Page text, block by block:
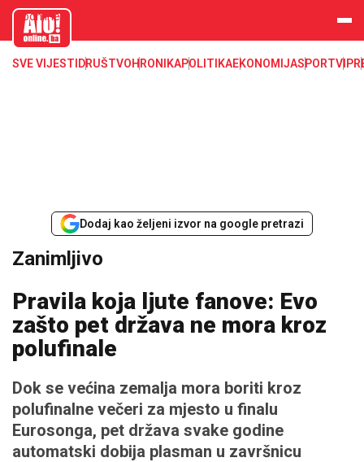
aloonline.b
SVE VIJESTI DRUŠTVOHRONIKAPOLITIKAEKONOMIJASPORTVIP
Dodaj kao željeni izvor na google pretrazi
Zanimljivo
Pravila koja ljute fanove: Evo
zašto pet država ne mora kroz
polufinale
Dok se većina zemalja mora boriti kroz
polufinalne večeri za mjesto u finalu
Eurosonga, pet država svake godine
automatski dobija plasman u završnicu